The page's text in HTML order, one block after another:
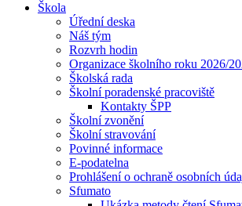
Škola
Úřední deska
Náš tým
Rozvrh hodin
Organizace školního roku 2026/
Školská rada
Školní poradenské pracoviště
Kontakty ŠPP
Školní zvonění
Školní stravování
Povinné informace
E-podatelna
Prohlášení o ochraně osobních
Sfumato